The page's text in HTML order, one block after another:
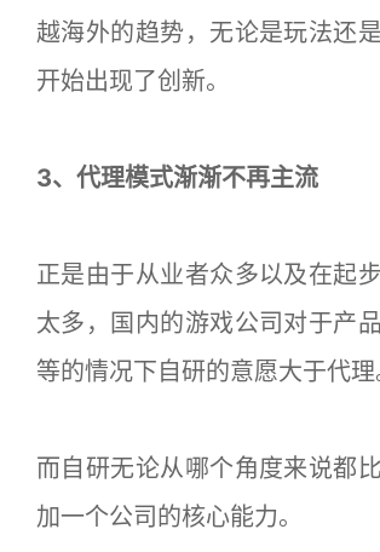
越海外的趋势，无论是玩法还
开始出现了创新。
3、代理模式渐渐不再主流
正是由于从业者众多以及在起
太多，国内的游戏公司对于产
等的情况下自研的意愿大于代理
而自研无论从哪个角度来说都
加一个公司的核心能力。